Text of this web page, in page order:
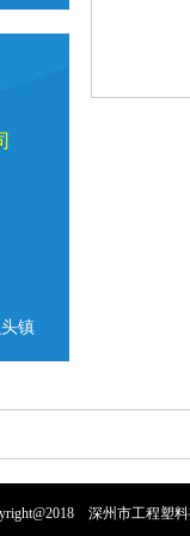
镇
深州市工程塑